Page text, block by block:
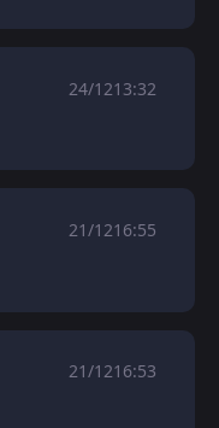
24/1213:32
21/1216:55
21/1216:53